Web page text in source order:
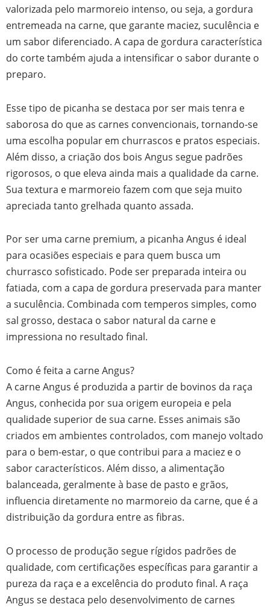
valorizada pelo marmoreio intenso, ou seja, a gordura
entremeada na carne, que garante maciez, suculência e
um sabor diferenciado. A capa de gordura característica
do corte também ajuda a intensificar o sabor durante o
preparo.
Esse tipo de picanha se destaca por ser mais tenra e
saborosa do que as carnes convencionais, tornando-se
uma escolha popular em churrascos e pratos especiais.
Além disso, a criação dos bois Angus segue padrões
rigorosos, o que eleva ainda mais a qualidade da carne.
Sua textura e marmoreio fazem com que seja muito
apreciada tanto grelhada quanto assada.
Por ser uma carne premium, a picanha Angus é ideal
para ocasiões especiais e para quem busca um
churrasco sofisticado. Pode ser preparada inteira ou
fatiada, com a capa de gordura preservada para manter
a suculência. Combinada com temperos simples, como
sal grosso, destaca o sabor natural da carne e
impressiona no resultado final.
Como é feita a carne Angus?
A carne Angus é produzida a partir de bovinos da raça
Angus, conhecida por sua origem europeia e pela
qualidade superior de sua carne. Esses animais são
criados em ambientes controlados, com manejo voltado
para o bem-estar, o que contribui para a maciez e o
sabor característicos. Além disso, a alimentação
balanceada, geralmente à base de pasto e grãos,
influencia diretamente no marmoreio da carne, que é a
distribuição da gordura entre as fibras.
O processo de produção segue rígidos padrões de
qualidade, com certificações específicas para garantir a
pureza da raça e a excelência do produto final. A raça
Angus se destaca pelo desenvolvimento de carnes